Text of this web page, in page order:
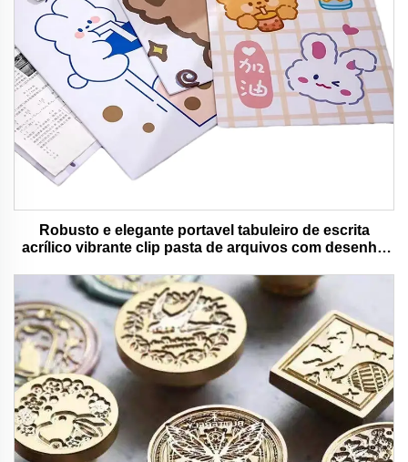
Robusto e elegante portavel tabuleiro de escrita
acrílico vibrante clip pasta de arquivos com desenho
escola